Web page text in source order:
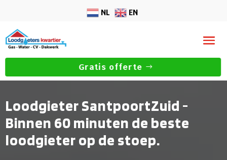
NL EN
Gratis offerte
Loodgieter SantpoortZuid -
Binnen 60 minuten de beste
loodgieter op de stoep.